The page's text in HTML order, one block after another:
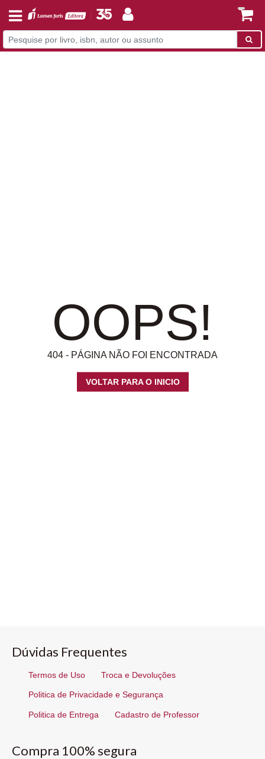
OOPS!
404 - PÁGINA NÃO FOI ENCONTRADA
VOLTAR PARA O INICIO
Dúvidas Frequentes
Termos de Uso Troca e Devoluções
Politica de Privacidade e Segurança
Politica de Entrega Cadastro de Professor
Compra 100% segura